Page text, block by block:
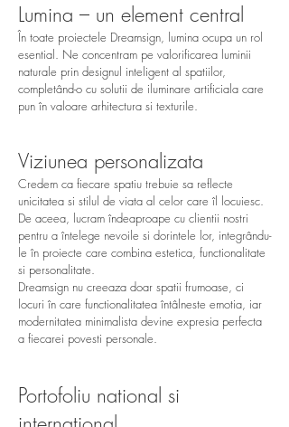
Lumina – un element central
În toate proiectele Dreamsign, lumina ocupa un rol
esential. Ne concentram pe valorificarea luminii
naturale prin designul inteligent al spatiilor,
completând-o cu solutii de iluminare artificiala care
pun în valoare arhitectura si texturile.
Viziunea personalizata
Credem ca fiecare spatiu trebuie sa reflecte
unicitatea si stilul de viata al celor care îl locuiesc.
De aceea, lucram îndeaproape cu clientii nostri
pentru a întelege nevoile si dorintele lor, integrându-
le în proiecte care combina estetica, functionalitate
si personalitate.
Dreamsign nu creeaza doar spatii frumoase, ci
locuri în care functionalitatea întâlneste emotia, iar
modernitatea minimalista devine expresia perfecta
a fiecarei povesti personale.
Portofoliu national si